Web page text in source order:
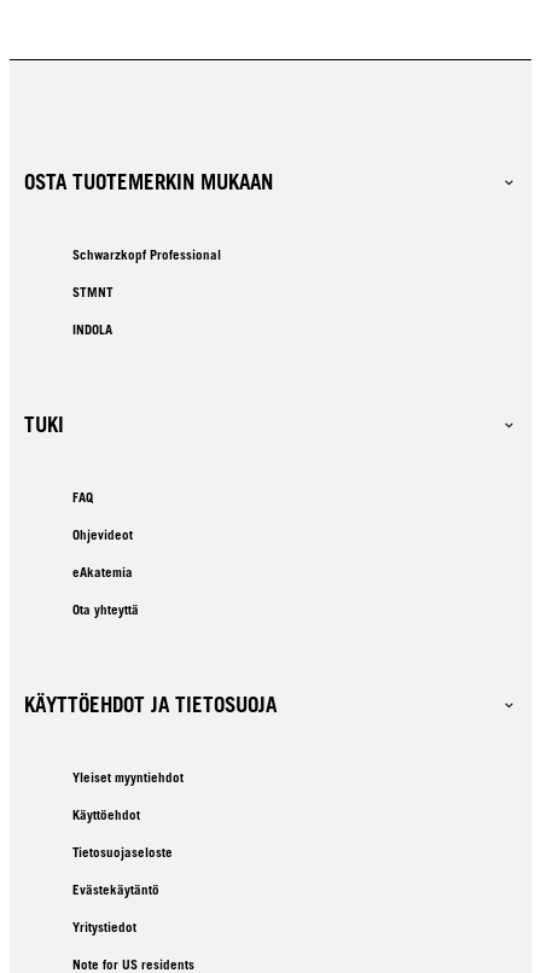
OSTA TUOTEMERKIN MUKAAN
Schwarzkopf Professional
STMNT
INDOLA
TUKI
FAQ
Ohjevideot
eAkatemia
Ota yhteyttä
KÄYTTÖEHDOT JA TIETOSUOJA
Yleiset myyntiehdot
Käyttöehdot
Tietosuojaseloste
Evästekäytäntö
Yritystiedot
Note for US residents